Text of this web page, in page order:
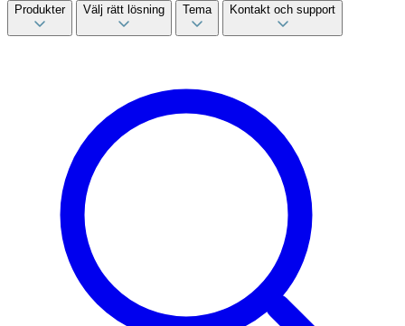
Produkter Välj rätt lösning Tema Kontakt och support